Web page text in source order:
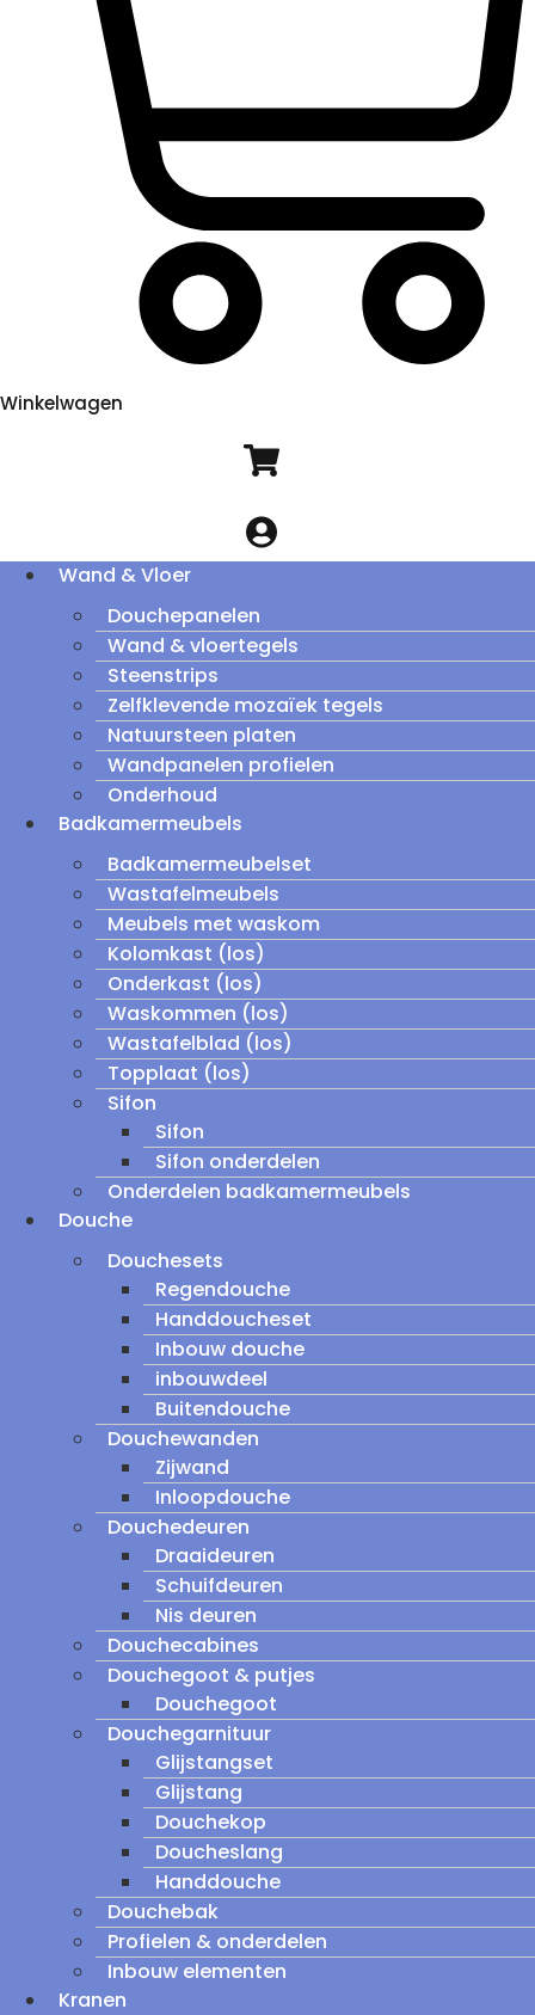
Winkelwagen
Wand & Vloer
Douchepanelen
Wand & vloertegels
Steenstrips
Zelfklevende mozaïek tegels
Natuursteen platen
Wandpanelen profielen
Onderhoud
Badkamermeubels
Badkamermeubelset
Wastafelmeubels
Meubels met waskom
Kolomkast (los)
Onderkast (los)
Waskommen (los)
Wastafelblad (los)
Topplaat (los)
Sifon
Sifon
Sifon onderdelen
Onderdelen badkamermeubels
Douche
Douchesets
Regendouche
Handdoucheset
Inbouw douche
inbouwdeel
Buitendouche
Douchewanden
Zijwand
Inloopdouche
Douchedeuren
Draaideuren
Schuifdeuren
Nis deuren
Douchecabines
Douchegoot & putjes
Douchegoot
Douchegarnituur
Glijstangset
Glijstang
Douchekop
Doucheslang
Handdouche
Douchebak
Profielen & onderdelen
Inbouw elementen
Kranen